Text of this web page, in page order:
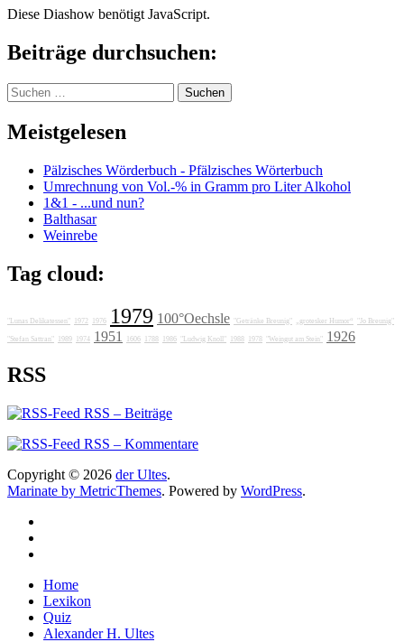
Diese Diashow benötigt JavaScript.
Beiträge durchsuchen:
Suchen
nach:
Meistgelesen
Pälzisches Wörderbuch - Pfälzisches Wörterbuch
Umrechnung von Vol.-% in Gramm pro Liter Alkohol
1&1 - ...und nun?
Balthasar
Weinrebe
Tag cloud:
"Lunas Delikatessen" 1972 1976 1979 100°Oechsle "Getränke Breunig" „grotesker Humor“ "Jo Breunig"
"Stefan Sattran" 1989 1974 1951 1606 1788 1986 "Ludwig Knoll" 1988 1978 "Weingut am Stein" 1926
RSS
RSS – Beiträge
RSS – Kommentare
Copyright © 2026 der Ultes.
Marinate by MetricThemes. Powered by WordPress.
Home
Lexikon
Quiz
Alexander H. Ultes